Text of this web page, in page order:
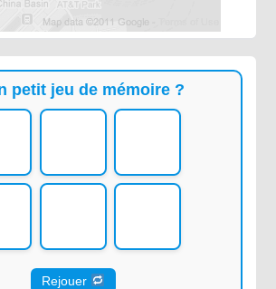
petit jeu de mémoire ?
Rejouer